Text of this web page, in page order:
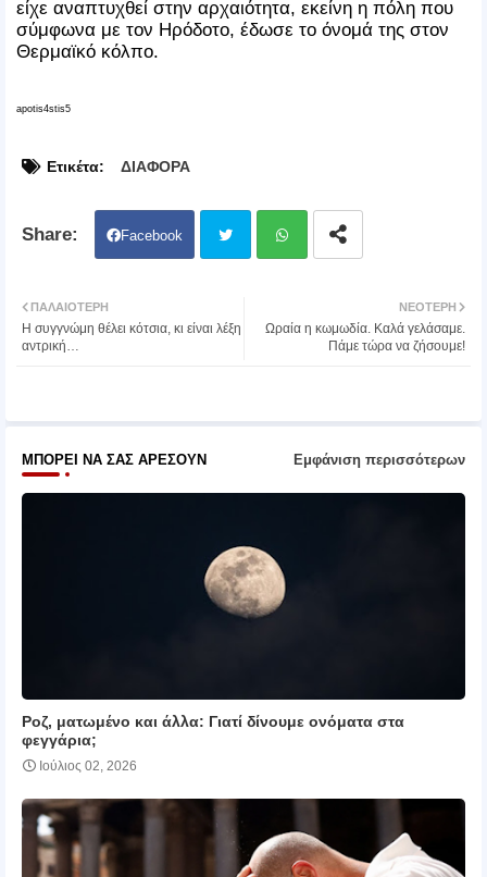
είχε αναπτυχθεί στην αρχαιότητα, εκείνη η πόλη που
σύμφωνα με τον Ηρόδοτο, έδωσε το όνομά της στον
Θερμαϊκό κόλπο.
apotis4stis5
Ετικέτα: ΔΙΑΦΟΡΑ
Facebook
ter atsa
ΝΕΌΤΕΡΗ
Ωραία η κωμωδία. Καλά γελάσαμε.
Πάμε τώρα να ζήσουμε!
ΠΑΛΑΙΌΤΕΡΗ
Η συγγνώμη θέλει κότσια, κι είναι λέξη
αντρική…
ΜΠΟΡΕΊ ΝΑ ΣΑΣ ΑΡΈΣΟΥΝ Εμφάνιση περισσότερων
Ροζ, ματωμένο και άλλα: Γιατί δίνουμε ονόματα στα
φεγγάρια;
Ιούλιος 02, 2026